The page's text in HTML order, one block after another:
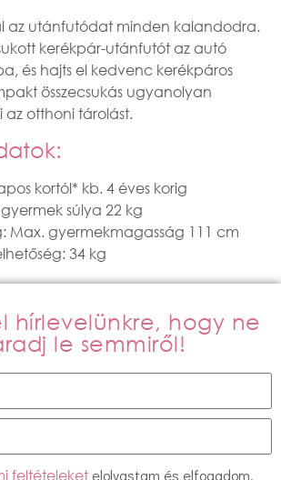
az utánfutódat minden kalandodra.
kerékpár-utánfutót az autó
és hajts el kedvenc kerékpáros
összecsukás ugyanolyan
az otthoni tárolást.
kortól* kb. 4 éves korig
súlya 22 kg
Max. gyermekmagasság 111 cm
34 kg
hírlevelünkre, hogy ne
le semmiről!
feltételeket elolvastam és elfogadom.